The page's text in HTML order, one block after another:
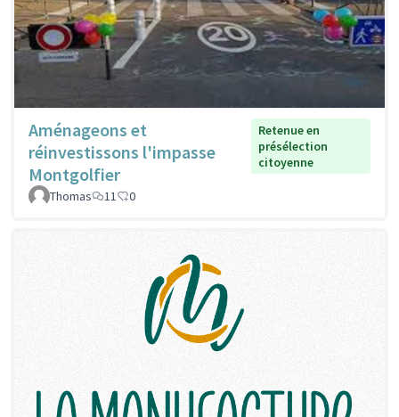
Aménageons et
réinvestissons l'impasse
Montgolfier
Retenue en
présélection
citoyenne
Thomas 11 0